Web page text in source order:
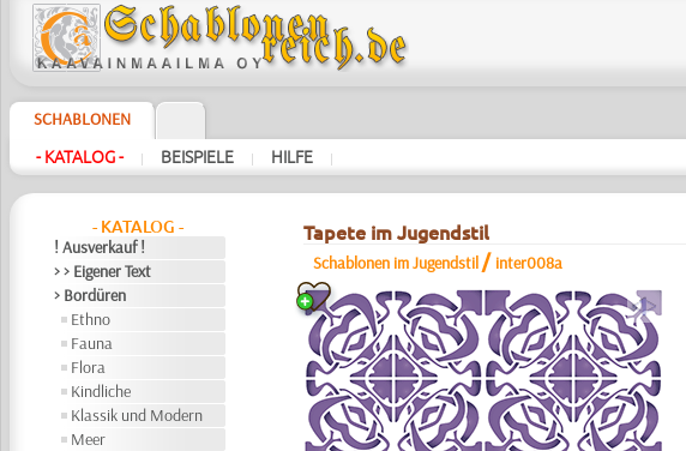
SCHABLONEN
- KATALOG - | BEISPIELE | HILFE |
- KATALOG -
! Ausverkauf !
> > Eigener Text
> Bordüren
Ethno
Fauna
Flora
Kindliche
Klassik und Modern
Meer
Tapete im Jugendstil
Schablonen im Jugendstil / inter008a
a